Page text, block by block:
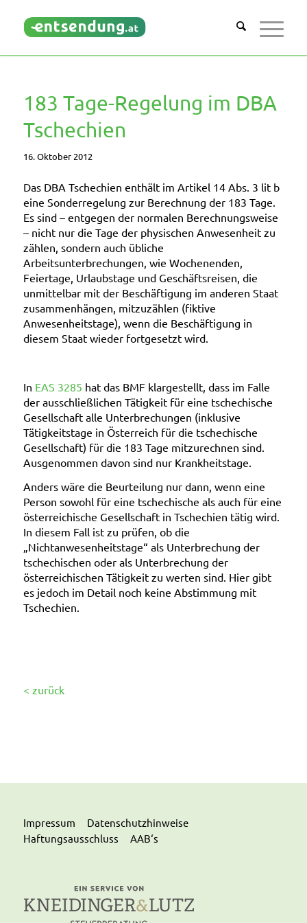
183 Tage-Regelung im DBA
Tschechien
16. Oktober 2012
Das DBA Tschechien enthält im Artikel 14 Abs. 3 lit b
eine Sonderregelung zur Berechnung der 183 Tage
Es sind – entgegen der normalen Berechnungsweise
– nicht nur die Tage der physischen Anwesenheit zu
zählen, sondern auch übliche
Arbeitsunterbrechungen, wie Wochenenden,
Feiertage, Urlaubstage und Geschäftsreisen, die
unmittelbar mit der Beschäftigung im anderen Staat
zusammenhängen, mitzuzählen (fiktive
Anwesenheitstage), wenn die Beschäftigung in
diesem Staat wieder fortgesetzt wird.
In EAS 3285 hat das BMF klargestellt, dass im Falle
der ausschließlichen Tätigkeit für eine tschechische
Gesellschaft alle Unterbrechungen (inklusive
Tätigkeitstage in Österreich für die tschechische
Gesellschaft) für die 183 Tage mitzurechnen sind.
Ausgenommen davon sind nur Krankheitstage.
Anders wäre die Beurteilung nur dann, wenn eine
Person sowohl für eine tschechische als auch für eine
österreichische Gesellschaftin Tschechien tätig wird.
In diesem Fall ist zu prüfen, ob die
„Nichtanwesenheitstage“ als Unterbrechung der
tschechischen oder als Unterbrechung der
österreichischen Tätigkeit zu werten sind. Hier gibt
es jedoch im Detail noch keine Abstimmung mit
Tschechien.
< zurück
Impressum
Datenschutzhinweise
Haftungsausschluss
AAB‘s